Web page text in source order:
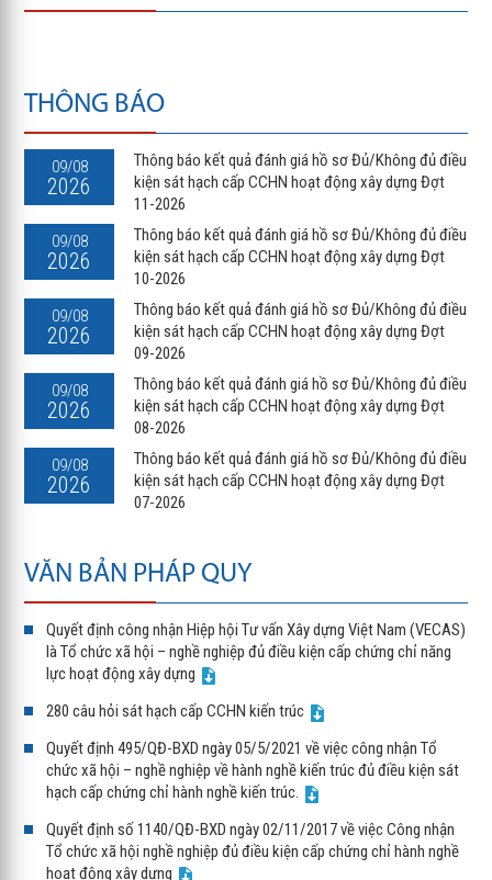
THÔNG BÁO
09/08
2026
Thông báo kết quả đánh giá hồ sơ Đủ/Không đủ điều
kiện sát hạch cấp CCHN hoạt động xây dựng Đợt
11-2026
09/08
2026
Thông báo kết quả đánh giá hồ sơ Đủ/Không đủ điều
kiện sát hạch cấp CCHN hoạt động xây dựng Đợt
10-2026
09/08
2026
Thông báo kết quả đánh giá hồ sơ Đủ/Không đủ điều
kiện sát hạch cấp CCHN hoạt động xây dựng Đợt
09-2026
09/08
2026
Thông báo kết quả đánh giá hồ sơ Đủ/Không đủ điều
kiện sát hạch cấp CCHN hoạt động xây dựng Đợt
08-2026
09/08
2026
Thông báo kết quả đánh giá hồ sơ Đủ/Không đủ điều
kiện sát hạch cấp CCHN hoạt động xây dựng Đợt
07-2026
VĂN BẢN PHÁP QUY
Quyết định công nhận Hiệp hội Tư vấn Xây dựng Việt Nam (VECAS)
là Tổ chức xã hội – nghề nghiệp đủ điều kiện cấp chứng chỉ năng
lực hoạt động xây dựng
280 câu hỏi sát hạch cấp CCHN kiến trúc
Quyết định 495/QĐ-BXD ngày 05/5/2021 về việc công nhận Tổ
chức xã hội – nghề nghiệp về hành nghề kiến trúc đủ điều kiện sát
hạch cấp chứng chỉ hành nghề kiến trúc.
Quyết định số 1140/QĐ-BXD ngày 02/11/2017 về việc Công nhận
Tổ chức xã hội nghề nghiệp đủ điều kiện cấp chứng chỉ hành nghề
hoạt động xây dựng